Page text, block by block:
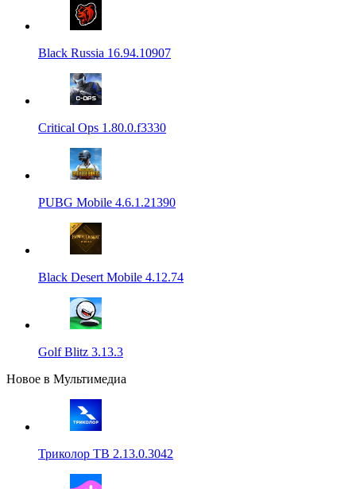
Black Russia 16.94.10907
Critical Ops 1.80.0.f3330
PUBG Mobile 4.6.1.21390
Black Desert Mobile 4.12.74
Golf Blitz 3.13.3
Новое в Мультимедиа
Триколор ТВ 2.13.0.3042